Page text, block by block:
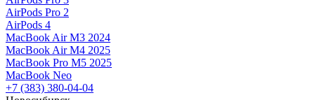
AirPods Pro 2
AirPods 4
MacBook Air M3 2024
MacBook Air M4 2025
MacBook Pro M5 2025
MacBook Neo
+7 (383) 380-04-04